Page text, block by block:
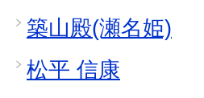
築山殿(瀬名姫)
松平 信康